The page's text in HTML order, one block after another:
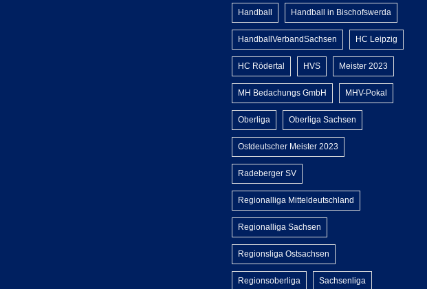
Handball Handball in Bischofswerda
HandballVerbandSachsen HC Leipzig
HC Rödertal HVS Meister 2023
MH Bedachungs GmbH MHV-Pokal
Oberliga Oberliga Sachsen
Ostdeutscher Meister 2023
Radeberger SV
Regionalliga Mitteldeutschland
Regionalliga Sachsen
Regionsliga Ostsachsen
Regionsoberliga Sachsenliga